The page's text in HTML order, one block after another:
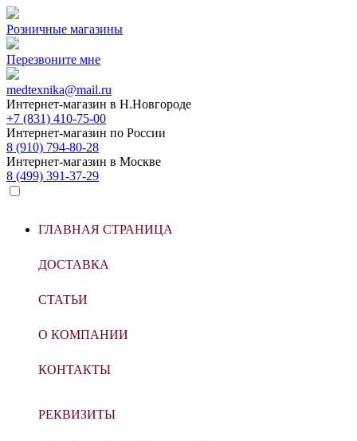
Розничные магазины
Перезвоните мне
medtexnika@mail.ru
Интернет-магазин в Н.Новгороде
+7 (831) 410-75-00
Интернет-магазин по России
8 (910) 794-80-28
Интернет-магазин в Москве
8 (499) 391-37-29
ГЛАВНАЯ СТРАНИЦА
ДОСТАВКА
СТАТЬИ
О КОМПАНИИ
КОНТАКТЫ
РЕКВИЗИТЫ